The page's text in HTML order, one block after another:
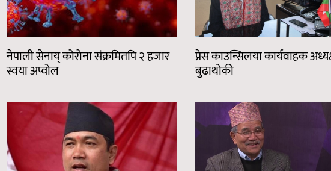
नेपाली सेनाय् कोरोना संक्रमितपि २ हजार
स्वया अप्वोल
प्रेस काउन्सिलया कार्यवाहक
बुढाथोकी